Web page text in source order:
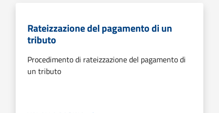
Rateizzazione del pagamento di un
tributo
Procedimento di rateizzazione del pagamento di
un tributo